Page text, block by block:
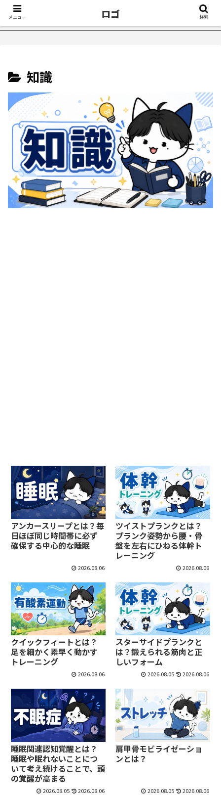
っかけ５選｜不眠症体験談 【18万再生】YouTube：うつ
知識
アンカースリープとは？毎
日ほぼ同じ時間帯に必ず
確保する中心的な睡眠
2026.08.06
ツイストプランクとは？
プランク姿勢から腰・骨
盤を左右にひねる体幹ト
レーニング
2026.08.06
クイックフィートとは？
足を細かく素早く動かす
トレーニング
2026.08.06
スターサイドプランクと
は？鍛えられる筋肉と正
しいフォーム
2026.08.05 2026.08.06
睡眠関連認知覚醒とは？
睡眠や眠れないことにつ
いて考え続けることで、頭
の覚醒が高まる
2026.08.05 2026.08.06
肩甲骨モビライゼーショ
ンとは？
2026.08.05 2026.08.06
メニュー ロゴ 検索